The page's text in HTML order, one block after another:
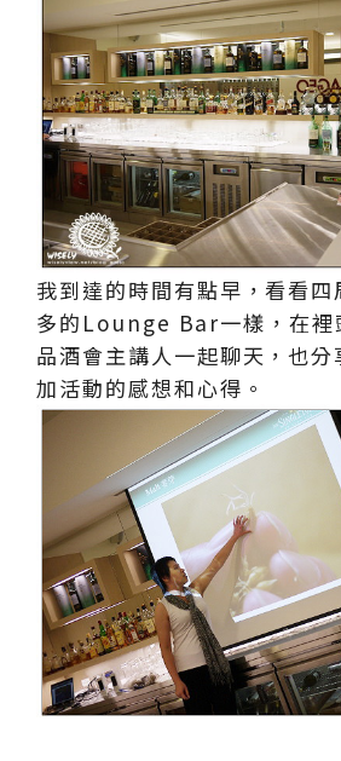
我到達的時間有點早，看看
多的Lounge Bar一樣，在裡
品酒會主講人一起聊天，也
加活動的感想和心得。